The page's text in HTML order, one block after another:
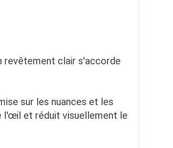
revêtement clair s'accorde
sur les nuances et les
l'œil et réduit visuellement le